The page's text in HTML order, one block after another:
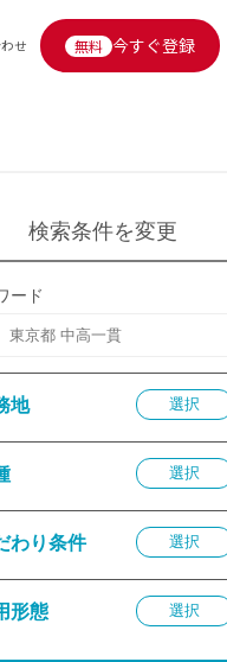
上
上
せ 今すぐ登録
検索条件を変更
ード
地 選択
選択
わり条件 選択
形態 選択